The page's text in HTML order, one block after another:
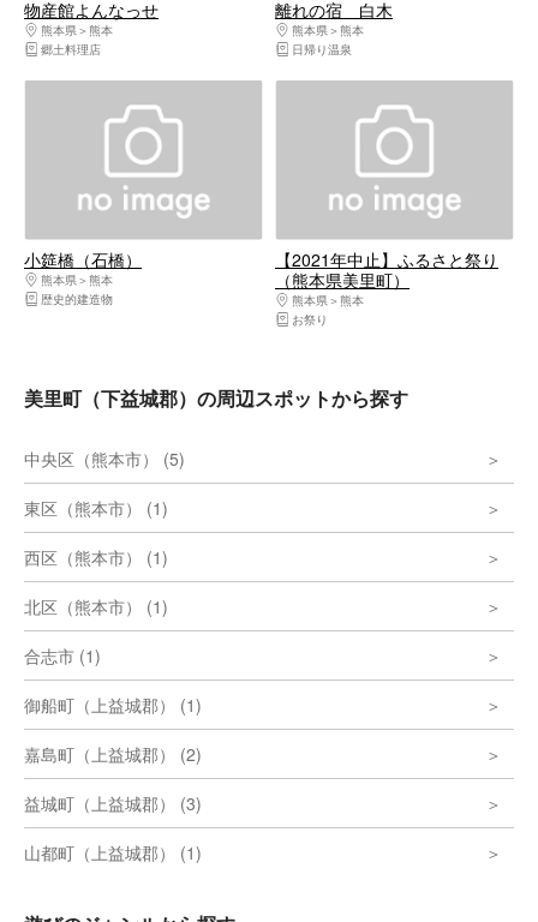
物産館よんなっせ
熊本県
熊本
郷土料理店
離れの宿 白木
熊本県
熊本
日帰り温泉
小筵橋（石橋）
熊本県
熊本
歴史的建造物
【2021年中止】ふるさと祭り
（熊本県美里町）
熊本県
熊本
お祭り
美里町（下益城郡）の周辺スポットから探す
中央区（熊本市） (5)
東区（熊本市） (1)
西区（熊本市） (1)
北区（熊本市） (1)
合志市 (1)
御船町（上益城郡） (1)
嘉島町（上益城郡） (2)
益城町（上益城郡） (3)
山都町（上益城郡） (1)